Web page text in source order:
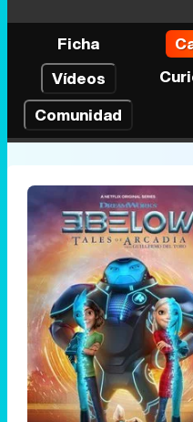
Ficha
Vídeos
Comunidad